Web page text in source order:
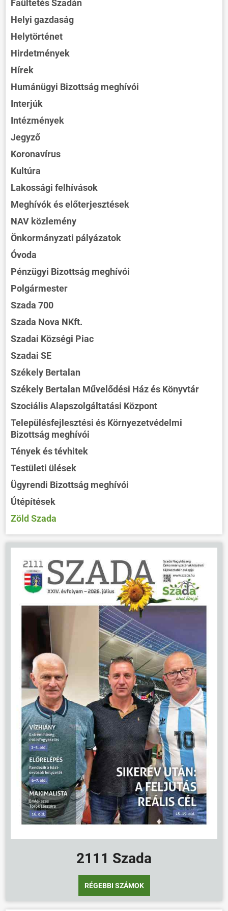
Faültetés Szadán
Helyi gazdaság
Helytörténet
Hirdetmények
Hírek
Humánügyi Bizottság meghívói
Interjúk
Intézmények
Jegyző
Koronavírus
Kultúra
Lakossági felhívások
Meghívók és előterjesztések
NAV közlemény
Önkormányzati pályázatok
Óvoda
Pénzügyi Bizottság meghívói
Polgármester
Szada 700
Szada Nova NKft.
Szadai Községi Piac
Szadai SE
Székely Bertalan
Székely Bertalan Művelődési Ház és Könyvtár
Szociális Alapszolgáltatási Központ
Településfejlesztési és Környezetvédelmi
Bizottság meghívói
Tények és tévhitek
Testületi ülések
Ügyrendi Bizottság meghívói
Útépítések
Zöld Szada
2111 Szada
RÉGEBBI SZÁMOK